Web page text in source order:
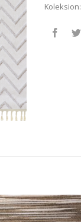
Koleksion: